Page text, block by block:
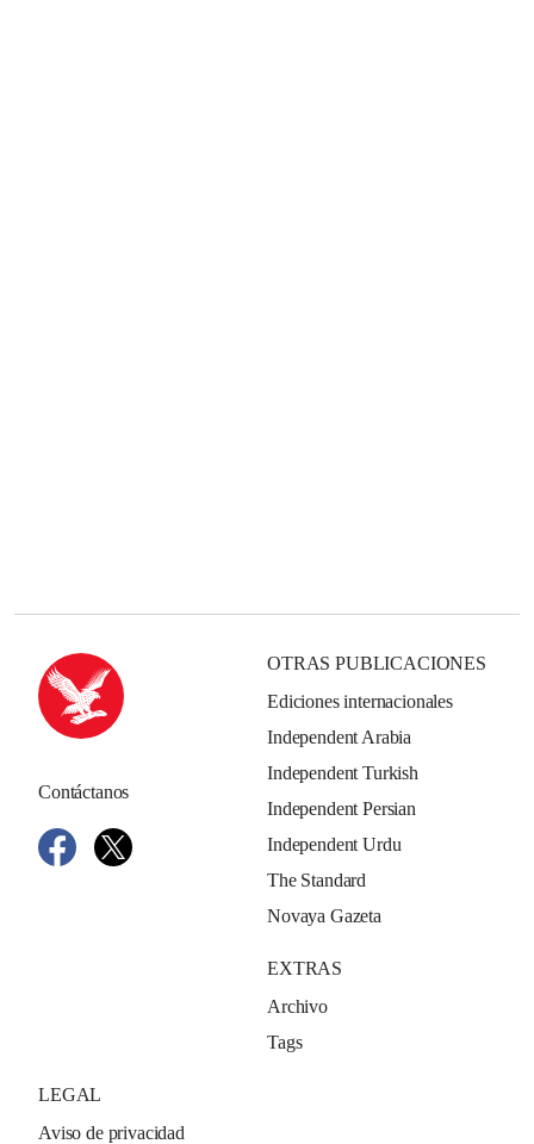
Contáctanos
OTRAS PUBLICACIONES
Ediciones internacionales
Independent Arabia
Independent Turkish
Independent Persian
Independent Urdu
The Standard
Novaya Gazeta
EXTRAS
Archivo
Tags
LEGAL
Aviso de privacidad